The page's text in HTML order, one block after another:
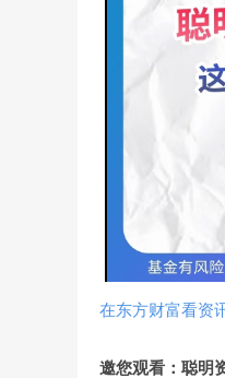
在东方财富看资
邀您观看：聪明